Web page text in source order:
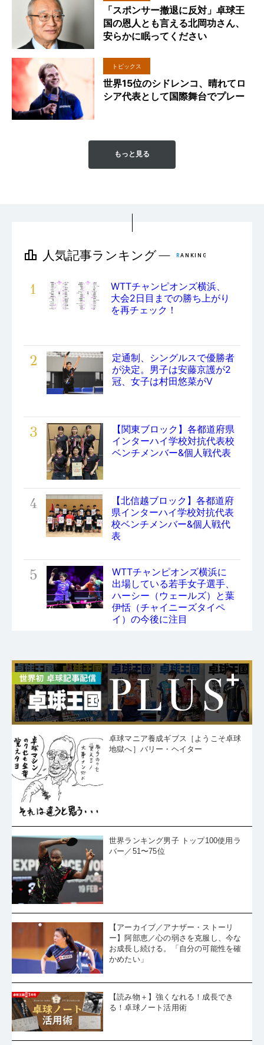
「スポンサー撤退に反対」卓球王
国の恩人とも言える北岡功さん、
安らかに眠ってください
トピックス
世界15位のシドレンコ、晴れてロ
シア代表として国際舞台でプレー
もっと見る
1
WTTチャンピオンズ横浜、
大会2日目までの勝ち上がり
を再チェック！
2
定通制、シングルスで優勝者
が決定。男子は安藤京護が2
冠、女子は村田悠菜がV
3
【関東ブロック】各都道府県
インターハイ学校対抗代表校
ベンチメンバー&個人戦代表
4
【北信越ブロック】各都道府
県インターハイ学校対抗代表
校ベンチメンバー&個人戦代
表
5
WTTチャンピオンズ横浜に
出場している若手女子選手、
ハーシー（ウェールズ）と葉
伊恬（チャイニーズタイペ
イ）の今後に注目
卓球マニア養成ギブス［ようこそ卓球
地獄へ］バリー・ヘイター
世界ランキング男子 トップ100使用ラ
バー／51〜75位
【アーカイブ／アナザー・ストーリ
ー】阿部恵／心の弱さを克服し、今な
お成長し続ける。「自分の可能性を確
かめたい」
【読み物＋】強くなれる！成長でき
る！卓球ノート活用術